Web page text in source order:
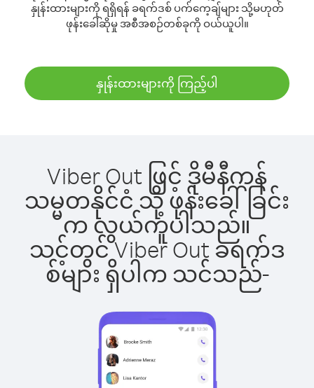
နှုန်းထားများကို ရရှိရန် ခရက်ဒစ် ပက်ကေ့ချ်များ သို့မဟုတ်
ဖုန်းခေါ်ဆိုမှု အစီအစဉ်တစ်ခုကို ဝယ်ယူပါ။
နှုန်းထားများကို ကြည့်ပါ
Viber Out ဖြင့် ဒိုမီနီကန်
သမ္မတနိုင်ငံ သို့ ဖုန်းခေါ်ခြင်း
က လွယ်ကူပါသည်။
သင့်တွင် Viber Out ခရက်ဒ
စ်များ ရှိပါက သင်သည်-